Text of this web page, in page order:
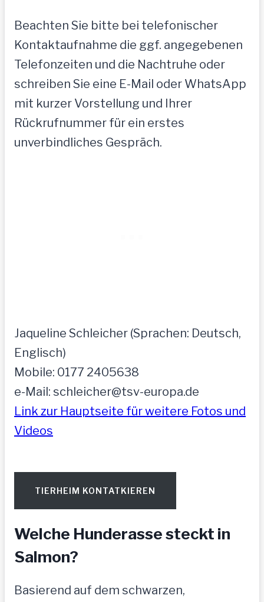
Beachten Sie bitte bei telefonischer
Kontaktaufnahme die ggf. angegebenen
Telefonzeiten und die Nachtruhe oder
schreiben Sie eine E-Mail oder WhatsApp
mit kurzer Vorstellung und Ihrer
Rückrufnummer für ein erstes
unverbindliches Gespräch.
Jaqueline Schleicher (Sprachen: Deutsch,
Englisch)
Mobile: 0177 2405638
e-Mail: schleicher@tsv-europa.de
Link zur Hauptseite für weitere Fotos und
Videos
TIERHEIM KONTATKIEREN
Welche Hunderasse steckt in
Salmon?
Basierend auf dem schwarzen,